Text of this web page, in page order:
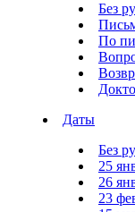
Без
По
Даты
Без
25
26
23